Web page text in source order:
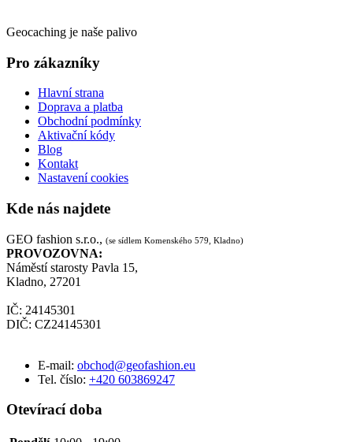
Geocaching je naše palivo
Pro zákazníky
Hlavní strana
Doprava a platba
Obchodní podmínky
Aktivační kódy
Blog
Kontakt
Nastavení cookies
Kde nás najdete
GEO fashion s.r.o., (se sídlem Komenského 579, Kladno)
PROVOZOVNA:
Náměstí starosty Pavla 15,
Kladno, 27201
IČ: 24145301
DIČ: CZ24145301
E-mail: obchod@geofashion.eu
Tel. číslo: +420 603869247
Otevírací doba